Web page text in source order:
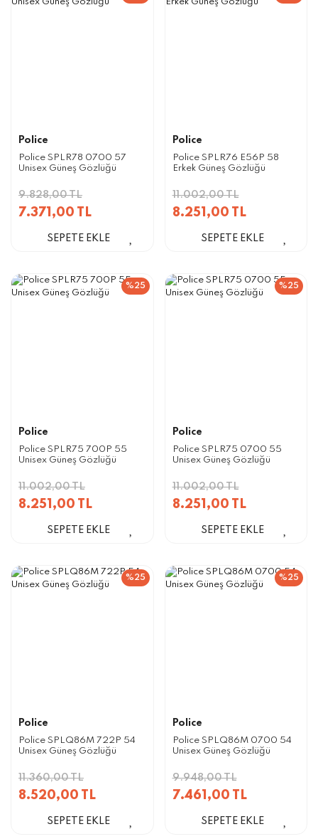
Police
Police SPLR78 0700 57
Unisex Güneş Gözlüğü
9.828,00 TL
7.371,00 TL
SEPETE EKLE
Police
Police SPLR76 E56P 58
Erkek Güneş Gözlüğü
11.002,00 TL
8.251,00 TL
SEPETE EKLE
%25
Police
Police SPLR75 700P 55
Unisex Güneş Gözlüğü
11.002,00 TL
8.251,00 TL
SEPETE EKLE
%25
Police
Police SPLR75 0700 55
Unisex Güneş Gözlüğü
11.002,00 TL
8.251,00 TL
SEPETE EKLE
%25
Police
Police SPLQ86M 722P 54
Unisex Güneş Gözlüğü
11.360,00 TL
8.520,00 TL
SEPETE EKLE
%25
Police
Police SPLQ86M 0700 54
Unisex Güneş Gözlüğü
9.948,00 TL
7.461,00 TL
SEPETE EKLE